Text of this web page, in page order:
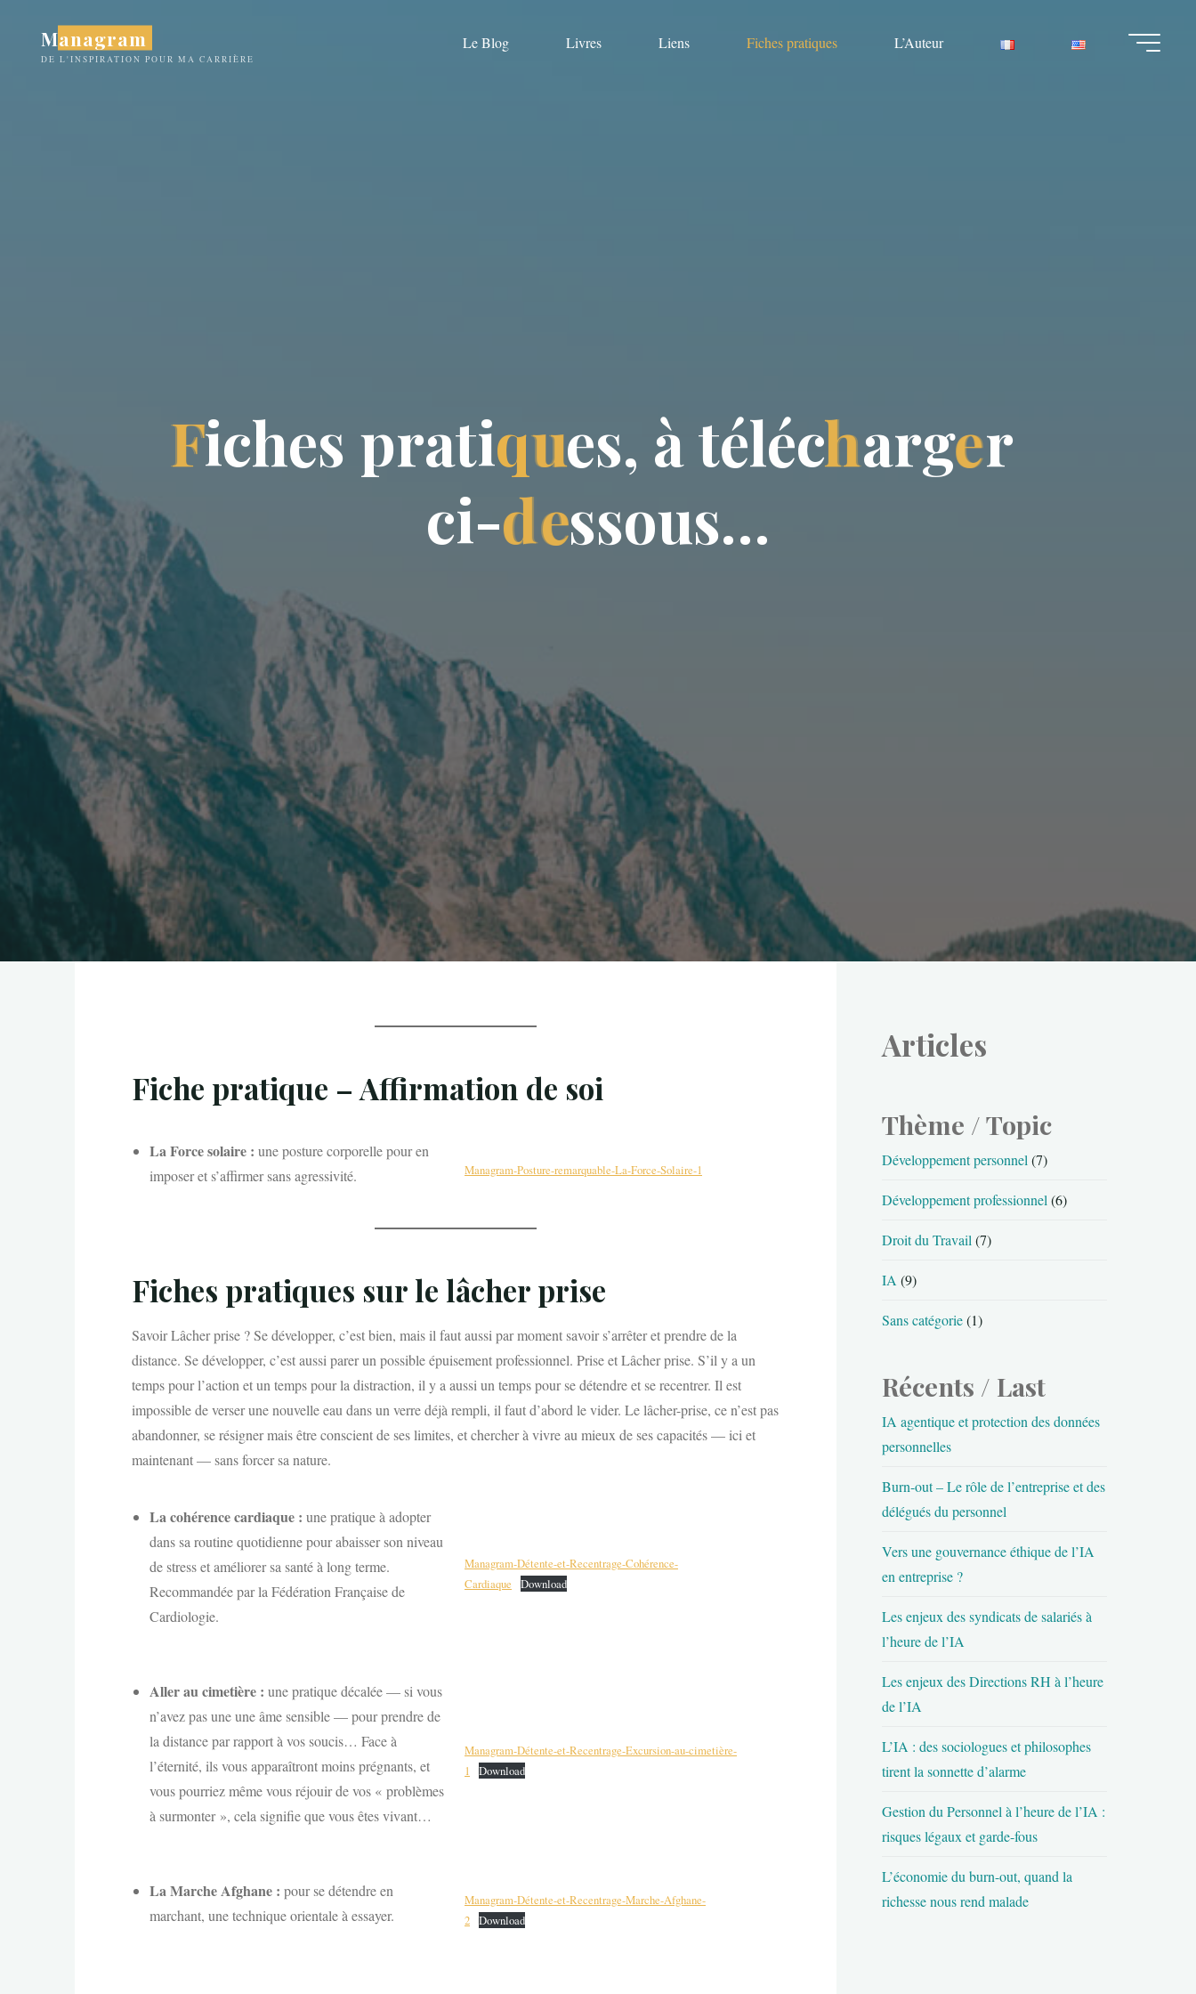
contenu
Managram
DE L'INSPIRATION POUR MA CARRIÈRE
Le Blog Livres Liens Fiches pratiques L’Auteur
Fiches pratiques, à télécharger
ci-dessous…
Fiche pratique – Affirmation de soi
La Force solaire : une posture corporelle pour en
imposer et s’affirmer sans agressivité.
Managram-Posture-remarquable-La-Force-Solaire-1
Fiches pratiques sur le lâcher prise
Savoir Lâcher prise ? Se développer, c’est bien, mais il faut aussi par moment savoir s’arrêter et prendre de la
distance. Se développer, c’est aussi parer un possible épuisement professionnel. Prise et Lâcher prise. S’il y a un
temps pour l’action et un temps pour la distraction, il y a aussi un temps pour se détendre et se recentrer. Il est
impossible de verser une nouvelle eau dans un verre déjà rempli, il faut d’abord le vider. Le lâcher-prise, ce n’est pas
abandonner, se résigner mais être conscient de ses limites, et chercher à vivre au mieux de ses capacités — ici et
maintenant — sans forcer sa nature.
La cohérence cardiaque : une pratique à adopter
dans sa routine quotidienne pour abaisser son niveau
de stress et améliorer sa santé à long terme.
Recommandée par la Fédération Française de
Cardiologie.
Managram-Détente-et-Recentrage-Cohérence-
Cardiaque
Download
Aller au cimetière : une pratique décalée — si vous
n’avez pas une une âme sensible — pour prendre de
la distance par rapport à vos soucis… Face à
l’éternité, ils vous apparaîtront moins prégnants, et
vous pourriez même vous réjouir de vos « problèmes
à surmonter », cela signifie que vous êtes vivant…
Managram-Détente-et-Recentrage-Excursion-au-cimetière-
1
Download
La Marche Afghane : pour se détendre en
marchant, une technique orientale à essayer.
Managram-Détente-et-Recentrage-Marche-Afghane-
2 Download
Articles
Thème / Topic
Développement personnel (7)
Développement professionnel (6)
Droit du Travail (7)
IA (9)
Sans catégorie(1)
Récents / Last
IA agentique et protection des données
personnelles
Burn-out – Le rôle de l’entreprise et des
délégués du personnel
Vers une gouvernance éthique de l’IA
en entreprise ?
Les enjeux des syndicats de salariés à
l’heure de l’IA
Les enjeux des Directions RH à l’heure
de l’IA
L’IA : des sociologues et philosophes
tirent la sonnette d’alarme
Gestion du Personnel à l’heure de l’IA :
risques légaux et garde-fous
L’économie du burn-out, quand la
richesse nous rend malade